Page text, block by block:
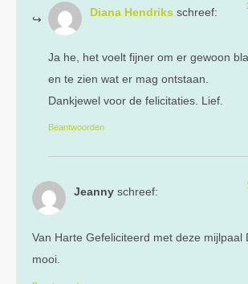
Diana Hendriks schreef:
Ja he, het voelt fijner om er gewoon
en te zien wat er mag ontstaan.
Dankjewel voor de felicitaties. Lief.
Beantwoorden
Jeanny schreef:
Van Harte Gefeliciteerd met deze mijlpaal
mooi.